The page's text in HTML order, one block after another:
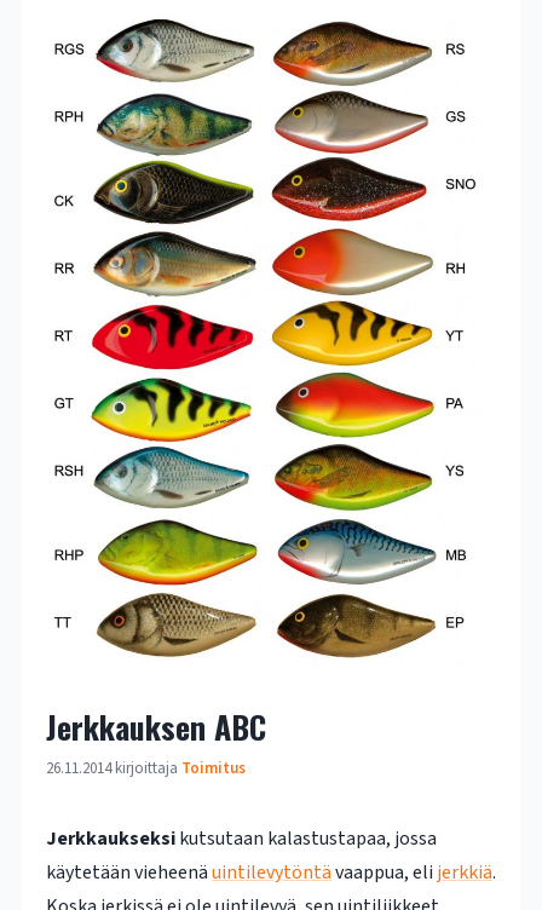
Jerkkauksen ABC
26.11.2014 kirjoittaja Toimitus
Jerkkaukseksikutsutaan kalastustapaa, jossa
käytetään vieheenäuintilevytöntävaappua, eli jerkkiä.